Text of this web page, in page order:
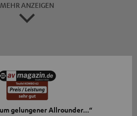
MEHR ANZEIGEN
gelungener Allrounder…“